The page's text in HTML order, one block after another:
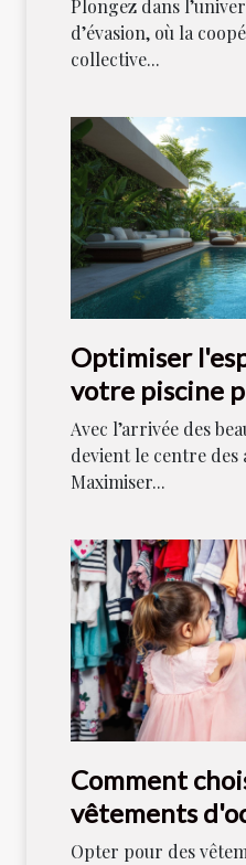
Plongez dans
d’évasion, où la
collective...
Optimiser
votre piscine
Avec l’arrivée des
devient le centre des
Maximiser...
Comment
vêtements
bébés filles
Opter pour des